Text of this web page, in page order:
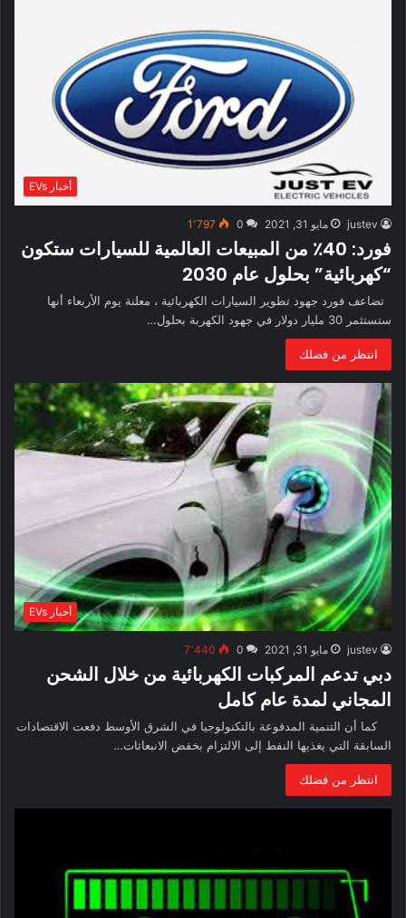
أخبار EVs
justev مايو 31, 2021 0 1٬797
فورد: 40٪ من المبيعات العالمية للسيارات ستكون
“كهربائية” بحلول عام 2030
تضاعف فورد جهود تطوير السيارات الكهربائية ، معلنة يوم الأربعاء أنها
ستستثمر 30 مليار دولار في جهود الكهربة بحلول…
انتظر من فضلك
أخبار EVs
justev مايو 31, 2021 0 7٬440
دبي تدعم المركبات الكهربائية من خلال الشحن
المجاني لمدة عام كامل
كما أن التنمية المدفوعة بالتكنولوجيا في الشرق الأوسط دفعت الاقتصادات
السابقة التي يغذيها النفط إلى الالتزام بخفض الانبعاثات…
انتظر من فضلك